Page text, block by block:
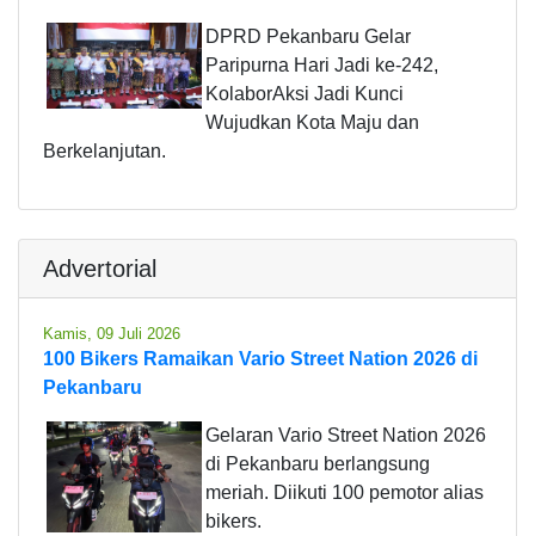
DPRD Pekanbaru Gelar
Paripurna Hari Jadi ke-242,
KolaborAksi Jadi Kunci
Wujudkan Kota Maju dan
Berkelanjutan.
Advertorial
Kamis, 09 Juli 2026
100 Bikers Ramaikan Vario Street Nation 2026 di
Pekanbaru
Gelaran Vario Street Nation 2026
di Pekanbaru berlangsung
meriah. Diikuti 100 pemotor alias
bikers.